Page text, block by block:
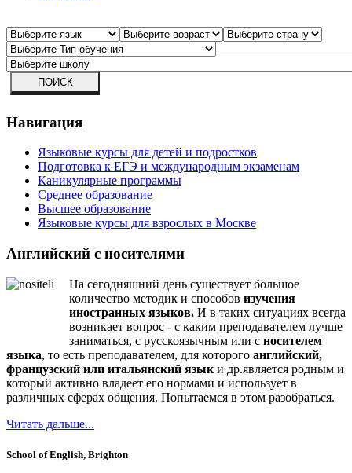
Навигация
Языковые курсы для детей и подростков
Подготовка к ЕГЭ и международным экзаменам
Каникулярные программы
Среднее образование
Высшее образование
Языковые курсы для взрослых в Москве
Английский с носителями
На сегодняшний день существует большое
количество методик и способов изучения
иностранных языков. И в таких ситуациях всегда
возникает вопрос - с каким преподавателем лучше
заниматься, с русскоязычным или с носителем
языка, то есть преподавателем, для которого английский,
французский или итальянский язык и др.является родным и
который активно владеет его нормами и использует в
различных сферах общения. Попытаемся в этом разобраться.
Читать дальше...
School of English, Brighton